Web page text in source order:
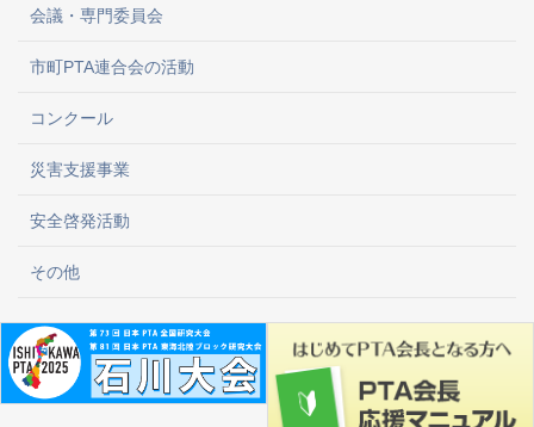
会議・専門委員会
市町PTA連合会の活動
コンクール
災害支援事業
安全啓発活動
その他